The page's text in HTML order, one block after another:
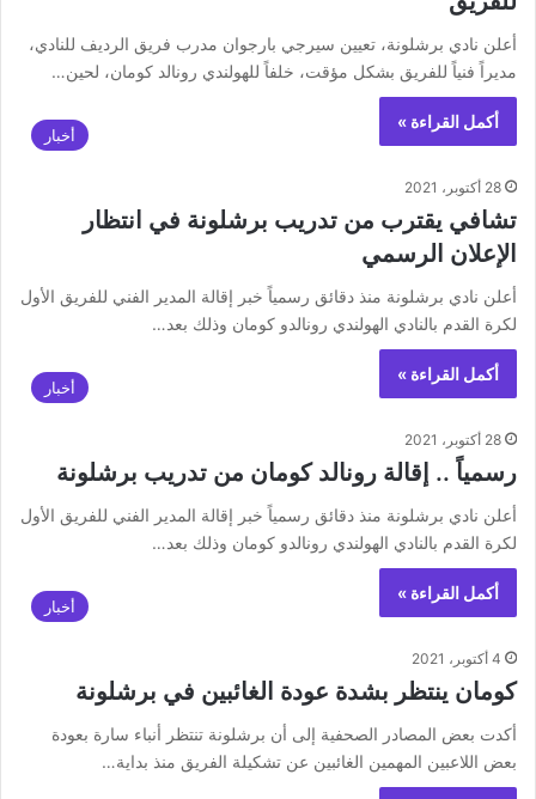
أعلن نادي برشلونة، تعيين سيرجي بارجوان مدرب فريق الرديف للنادي،
مديراً فنياً للفريق بشكل مؤقت، خلفاً للهولندي رونالد كومان، لحين…
أكمل القراءة »
أخبار
28 أكتوبر، 2021
تشافي يقترب من تدريب برشلونة في انتظار
الإعلان الرسمي
أعلن نادي برشلونة منذ دقائق رسمياً خبر إقالة المدير الفني للفريق الأول
لكرة القدم بالنادي الهولندي رونالدو كومان وذلك بعد…
أكمل القراءة »
أخبار
28 أكتوبر، 2021
رسمياً .. إقالة رونالد كومان من تدريب برشلونة
أعلن نادي برشلونة منذ دقائق رسمياً خبر إقالة المدير الفني للفريق الأول
لكرة القدم بالنادي الهولندي رونالدو كومان وذلك بعد…
أكمل القراءة »
أخبار
4 أكتوبر، 2021
كومان ينتظر بشدة عودة الغائبين في برشلونة
أكدت بعض المصادر الصحفية إلى أن برشلونة تنتظر أنباء سارة بعودة
بعض اللاعبين المهمين الغائبين عن تشكيلة الفريق منذ بداية…